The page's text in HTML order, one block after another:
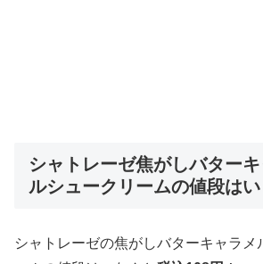
シャトレーゼ焦がしバター
ルシュークリームの値段はい
シャトレーゼの焦がしバターキャラメ